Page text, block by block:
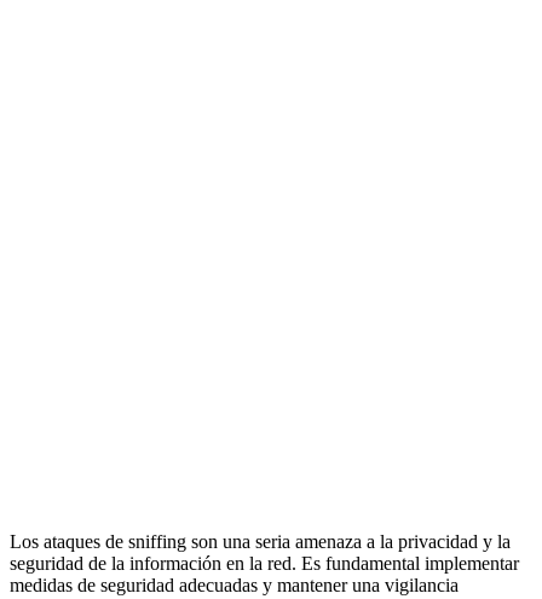
Los ataques de sniffing son una seria amenaza a la privacidad y la
seguridad de la información en la red. Es fundamental implementar
medidas de seguridad adecuadas y mantener una vigilancia